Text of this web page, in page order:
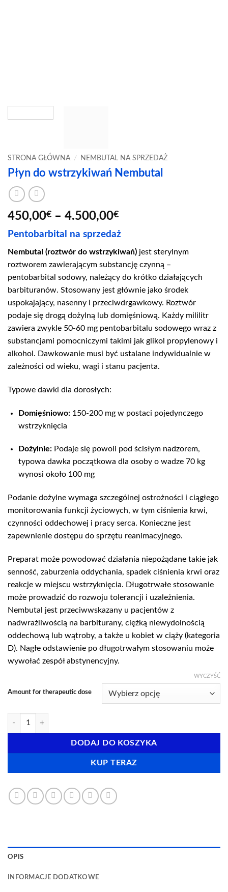
STRONA GŁÓWNA / NEMBUTAL NA SPRZEDAŻ
Płyn do wstrzykiwań Nembutal
450,00€ – 4.500,00€Zakres
cen:
od
450,00€
do
4.500,00€
Pentobarbital na sprzedaż
Nembutal (roztwór do wstrzykiwań) jest sterylnym
roztworem zawierającym substancję czynną –
pentobarbital sodowy, należący do krótko działających
barbituranów. Stosowany jest głównie jako środek
uspokajający, nasenny i przeciwdrgawkowy. Roztwór
podaje się drogą dożylną lub domięśniową. Każdy mililitr
zawiera zwykle 50-60 mg pentobarbitalu sodowego wraz z
substancjami pomocniczymi takimi jak glikol propylenowy i
alkohol. Dawkowanie musi być ustalane indywidualnie w
zależności od wieku, wagi i stanu pacjenta.
Typowe dawki dla dorosłych:
Domięśniowo:150-200 mg w postaci pojedynczego
wstrzyknięcia
Dożylnie:Podaje się powoli pod ścisłym nadzorem,
typowa dawka początkowa dla osoby o wadze 70 kg
wynosi około 100 mg
Podanie dożylne wymaga szczególnej ostrożności i ciągłego
monitorowania funkcji życiowych, w tym ciśnienia krwi,
czynności oddechowej i pracy serca. Konieczne jest
zapewnienie dostępu do sprzętu reanimacyjnego.
Preparat może powodować działania niepożądane takie jak
senność, zaburzenia oddychania, spadek ciśnienia krwi oraz
reakcje w miejscu wstrzyknięcia. Długotrwałe stosowanie
może prowadzić do rozwoju tolerancji i uzależnienia.
Nembutal jest przeciwwskazany u pacjentów z
nadwrażliwością na barbiturany, ciężką niewydolnością
oddechową lub wątroby, a także u kobiet w ciąży (kategoria
D). Nagłe odstawienie po długotrwałym stosowaniu może
wywołać zespół abstynencyjny.
Amount for therapeutic dose
WYCZYŚĆ
ilość Płyn do wstrzykiwań Nembutal
DODAJ DO KOSZYKA
KUP TERAZ
OPIS
INFORMACJE DODATKOWE